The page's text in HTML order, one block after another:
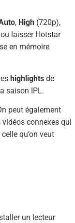
, High (720p),
laisser Hotstar
en mémoire
highlights de
saison IPL.
peut également
vidéos connexes qui
qu’on veut
un lecteur